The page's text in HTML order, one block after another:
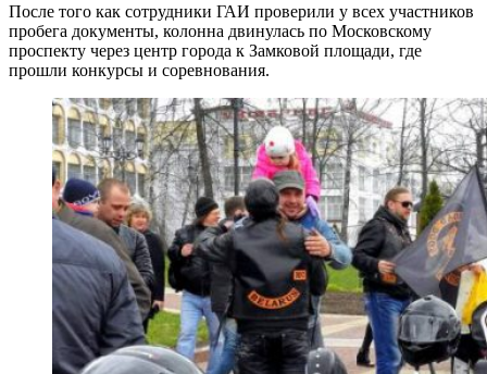
После того как сотрудники ГАИ проверили у всех участников
пробега документы, колонна двинулась по Московскому
проспекту через центр города к Замковой площади, где
прошли конкурсы и соревнования.